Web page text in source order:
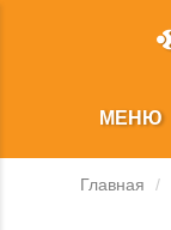
МЕНЮ
Главная /